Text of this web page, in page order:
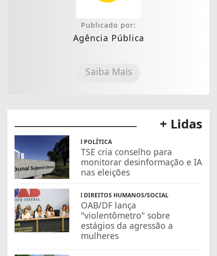
Publicado por:
Agência Pública
Saiba Mais
+ Lidas
POLÍTICA
TSE cria conselho para
monitorar desinformação e IA
nas eleições
DIREITOS HUMANOS/SOCIAL
OAB/DF lança
"violentômetro" sobre
estágios da agressão a
mulheres